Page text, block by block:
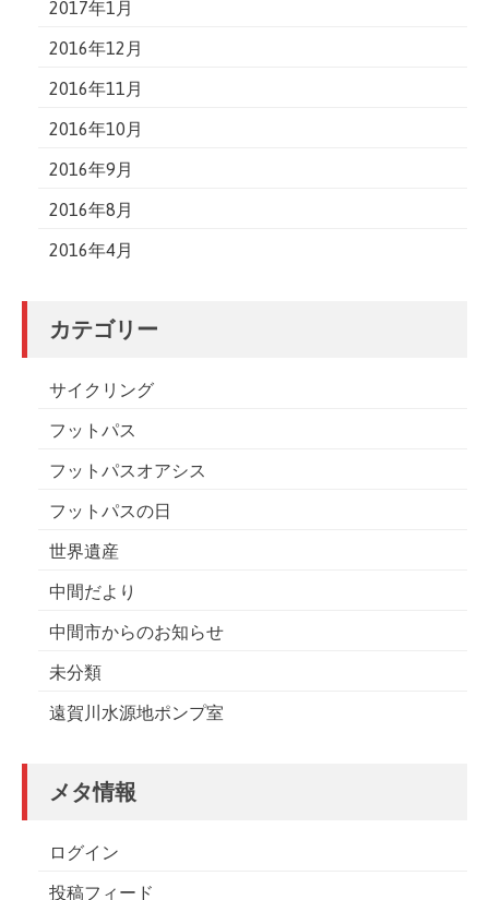
2017年1月
2016年12月
2016年11月
2016年10月
2016年9月
2016年8月
2016年4月
カテゴリー
サイクリング
フットパス
フットパスオアシス
フットパスの日
世界遺産
中間だより
中間市からのお知らせ
未分類
遠賀川水源地ポンプ室
メタ情報
ログイン
投稿フィード